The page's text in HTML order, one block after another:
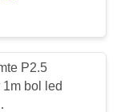
P2.5
bol led